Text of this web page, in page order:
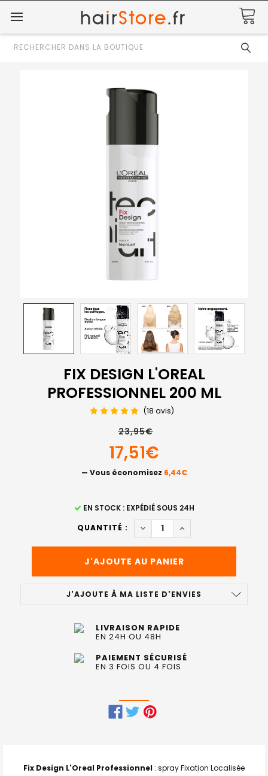
Rechercher
FIX DESIGN L'OREAL
PROFESSIONNEL 200 ML
(18 avis)
23,95€
17,51€
— Vous économisez 6,44€
EN STOCK : EXPÉDIÉ SOUS 24H
QUANTITÉ :
DIMINUER LA QUANTITÉ DE
AUGMENTER LA
J'AJOUTE À MA LISTE D'ENVIES
LIVRAISON RAPIDE
EN 24H OU 48H
PAIEMENT SÉCURISÉ
EN 3 FOIS OU 4 FOIS
ENSEMBLE
Fix Design L'Oreal Professionnel : spray Fixation Localisée